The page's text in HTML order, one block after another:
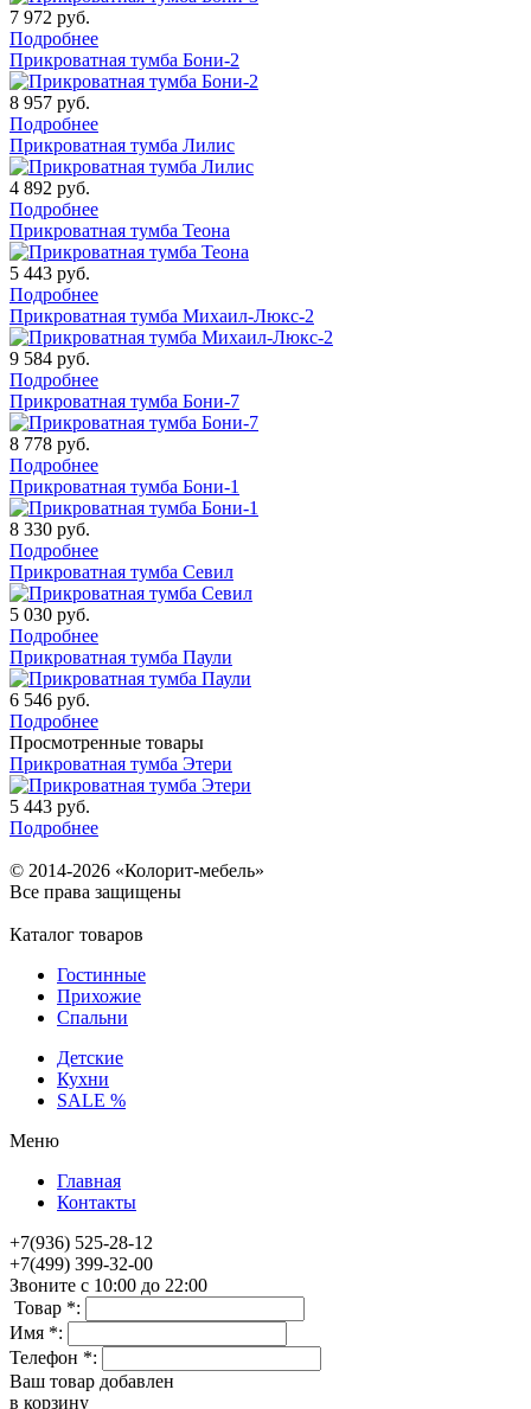
7 972 руб.
Подробнее
Прикроватная тумба Бони-2
8 957 руб.
Подробнее
Прикроватная тумба Лилис
4 892 руб.
Подробнее
Прикроватная тумба Теона
5 443 руб.
Подробнее
Прикроватная тумба Михаил-Люкс-2
9 584 руб.
Подробнее
Прикроватная тумба Бони-7
8 778 руб.
Подробнее
Прикроватная тумба Бони-1
8 330 руб.
Подробнее
Прикроватная тумба Севил
5 030 руб.
Подробнее
Прикроватная тумба Паули
6 546 руб.
Подробнее
Просмотренные товары
Прикроватная тумба Этери
5 443 руб.
Подробнее
© 2014-2026 «Колорит-мебель»
Все права защищены
Каталог товаров
Гостинные
Прихожие
Спальни
Детские
Кухни
SALE %
Меню
Главная
Контакты
+7(936) 525-28-12
+7(499) 399-32-00
Звоните с 10:00 до 22:00
Товар *:
Имя *:
Телефон *:
Ваш товар добавлен
в корзину